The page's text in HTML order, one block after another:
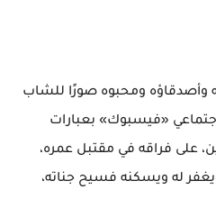
وأصدقاؤه ومحبوه صورًا للشاب
«فيسبوك» بعبارات
على فراقه في مقتبل عمره،
له ويسكنه فسيح جناته،